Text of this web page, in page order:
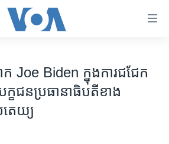
Joe Biden​ ក្នុង​ការ​ជជែក​
ជន​ប្រធានា​ធិបតី​ខាង​
េយ្យ